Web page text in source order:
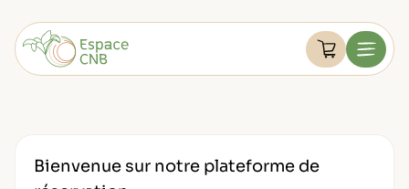
contenu
Retourner à l'accueil
Devenir membre
FAQ
Voir leMenu
Bienvenue sur notre plateforme de